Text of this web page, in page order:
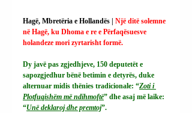
Hagë, Mbretëria e Hollandës | Një ditë solemne
në Hagë, ku Dhoma e re e Përfaqësuesve
holandeze mori zyrtarisht formë.
Dy javë pas zgjedhjeve, 150 deputetët e
sapozgjedhur bënë betimin e detyrës, duke
alternuar midis thënies tradicionale: “Zoti i
Plotfuqishëm më ndihmoftë” dhe asaj më laike:
“Unë deklaroj dhe premtoj”.